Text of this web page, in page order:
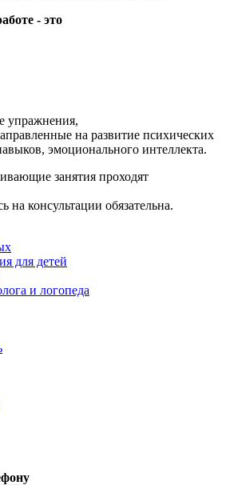
- это
упражнения,
на развитие психических
эмоционального интеллекта.
занятия проходят
на консультации обязательна.
для детей
и логопеда